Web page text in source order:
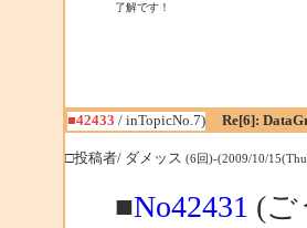
■42433 / inTopicNo.7) Re[6]:
□投稿者/ ダメッス (6回)-(2009/10/
■No42431 (ご